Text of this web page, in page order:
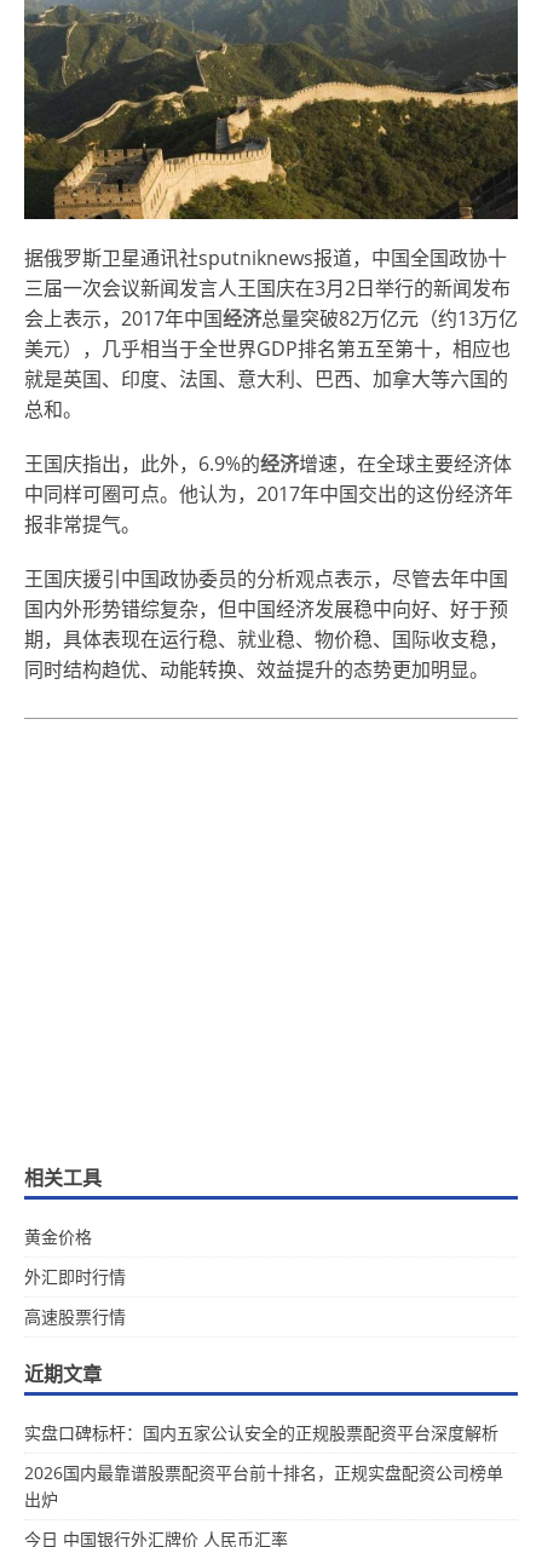
据俄罗斯卫星通讯社sputniknews报道，中国全国政协十
三届一次会议新闻发言人王国庆在3月2日举行的新闻发布
会上表示，2017年中国经济总量突破82万亿元（约13万亿
美元），几乎相当于全世界GDP排名第五至第十，相应也
就是英国、印度、法国、意大利、巴西、加拿大等六国的
总和。
王国庆指出，此外，6.9%的经济增速，在全球主要经济体
中同样可圈可点。他认为，2017年中国交出的这份经济年
报非常提气。
王国庆援引中国政协委员的分析观点表示，尽管去年中国
国内外形势错综复杂，但中国经济发展稳中向好、好于预
期，具体表现在运行稳、就业稳、物价稳、国际收支稳，
同时结构趋优、动能转换、效益提升的态势更加明显。
相关工具
黄金价格
外汇即时行情
高速股票行情
近期文章
实盘口碑标杆：国内五家公认安全的正规股票配资平台深度解析
2026国内最靠谱股票配资平台前十排名，正规实盘配资公司榜单
出炉
今日 中国银行外汇牌价 人民币汇率